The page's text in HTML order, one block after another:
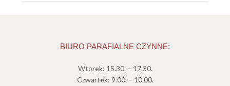
BIURO PARAFIALNE CZYNNE:
Wtorek: 15.30. – 17.30.
Czwartek: 9.00. – 10.00.